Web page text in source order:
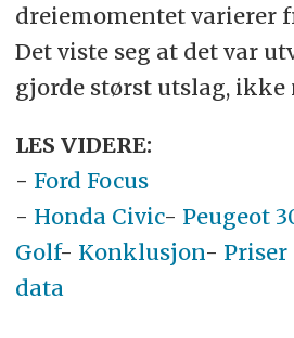
dreiemomentet varierer
Det viste seg at det var
gjorde størst utslag,
LES VIDERE:
- Ford Focus
- Honda Civic- Peugeot
Golf- Konklusjon-
data